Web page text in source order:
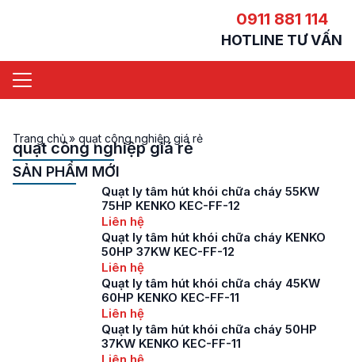
0911 881 114
HOTLINE TƯ VẤN
Trang chủ» quạt công nghiệp giá rẻ
quạt công nghiệp giá rẻ
SẢN PHẨM MỚI
Quạt ly tâm hút khói chữa cháy 55KW
75HP KENKO KEC-FF-12
Liên hệ
Quạt ly tâm hút khói chữa cháy KENKO
50HP 37KW KEC-FF-12
Liên hệ
Quạt ly tâm hút khói chữa cháy 45KW
60HP KENKO KEC-FF-11
Liên hệ
Quạt ly tâm hút khói chữa cháy 50HP
37KW KENKO KEC-FF-11